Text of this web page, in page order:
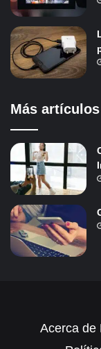
Más artículos
Acerca de